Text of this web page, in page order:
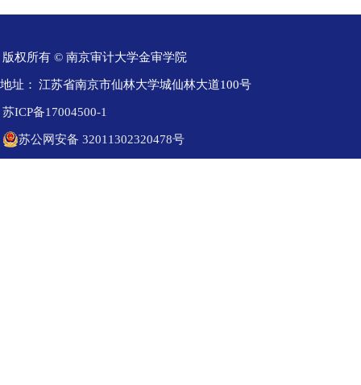
版权所有 © 南京审计大学金审学院
地址： 江苏省南京市仙林大学城仙林大道100号
苏ICP备17004500-1
苏公网安备 32011302320478号